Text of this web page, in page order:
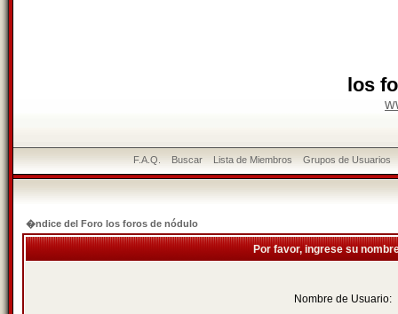
los
F.A.Q. Buscar Lista de Miembros Grupos de Usuarios
�ndice del Foro los foros de nódulo
Por favor, ingrese su
Nombre de Usuario: